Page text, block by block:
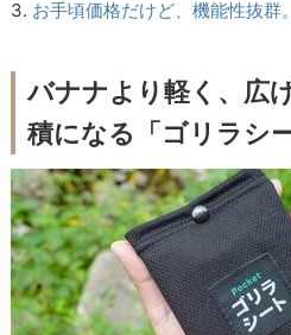
3. お手頃価格だけど、機能性抜群
バナナより軽く、広
積になる「ゴリラシ